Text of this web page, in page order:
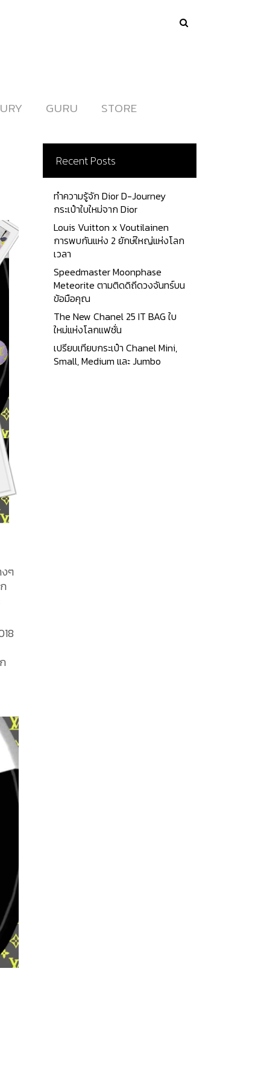
GURU
GURU STORE
STORE
ๆ
Recent Posts
ทำความรู้จัก Dior D-Journey
กระเป๋าใบใหม่จาก Dior
Louis Vuitton x Voutilainen
การพบกันแห่ง 2 ยักษ์ใหญ่แห่งโลก
เวลา
Speedmaster Moonphase
Meteorite ตามติดดิถีดวงจันทร์บน
ข้อมือคุณ
The New Chanel 25 IT BAG ใบ
ใหม่แห่งโลกแฟชั่น
เปรียบเทียบกระเป๋า Chanel Mini,
Small, Medium และ Jumbo